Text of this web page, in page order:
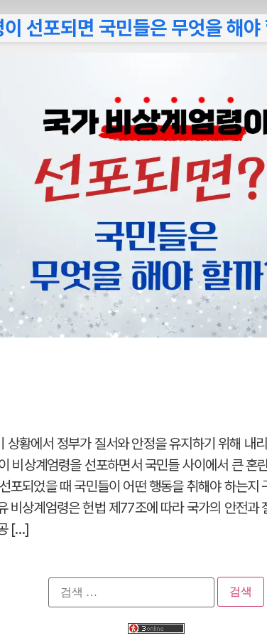
선포되면 국민들은 무엇을 해야
상황에서 정부가 질서와 안정을 유지하기 위해 내
비상계엄령을 선포하면서 국민들 사이에서 큰 혼
포되었을 때 국민들이 어떤 행동을 취해야 하는지
비상계엄령은 헌법 제77조에 따라 국가의 안전과
[…]
검
색: